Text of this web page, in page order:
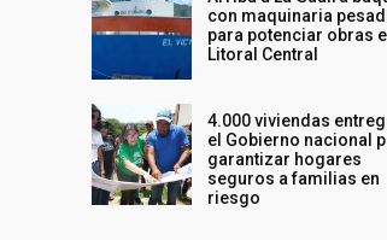
con maquinaria
para potenciar obras
Litoral Central
4.000 viviendas
el Gobierno nacional
garantizar hogares
seguros a familias en
riesgo